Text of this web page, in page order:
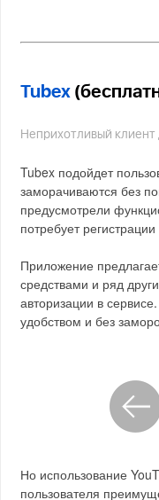
Tubex
Неприхотливый клиент
Tubex подойдет
заморачиваются без
предусмотрели
потребует
Приложение
средствами и ряд
авторизации в
удобством и без
Но использование
пользователя